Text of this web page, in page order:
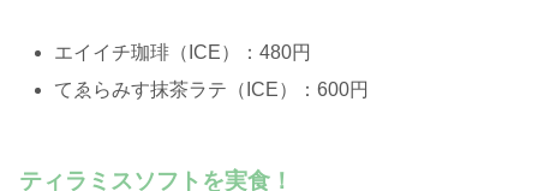
エイイチ珈琲（ICE）：480円
てゑらみす抹茶ラテ（ICE）：600円
ティラミスソフトを実食！